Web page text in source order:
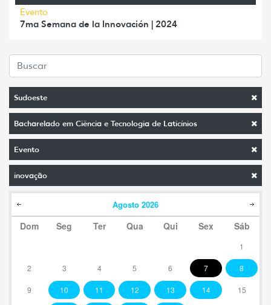
Sudoeste
Bacharelado em Ciência e Tecnologia de Laticínios
Evento
inovação
Agosto 2026
Dom Seg Ter Qua Qui Sex Sáb
1
2 3 4 5 6 7 8
9 10 11 12 13 14 15
Evento
7ma Semana de la Innovación | 2024